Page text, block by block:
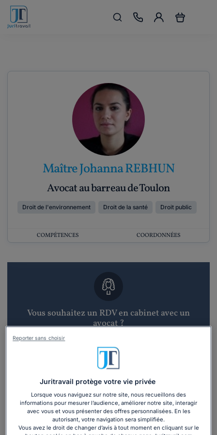
Maître Johanna REBHUN
Avocat au barreau de Toulon
Droit de l'environnement Droit de la santé Droit public
COMPÉTENCES COORDONNÉES
Vous souhaitez un RDV en cabinet avec un
avocat ?
Recevoir des devis d'avocats
3 devis en 48h
Juritravail protège votre vie privée
Lorsque vous naviguez sur notre site, nous recueillons des
informations pour mesurer l’audience, améliorer notre site, interagir
avec vous et vous présenter des offres personnalisées. En les
autorisant, votre navigation sera simplifiée.
Vous avez le droit de changer d’avis à tout moment en cliquant sur le
Reporter sans choisir